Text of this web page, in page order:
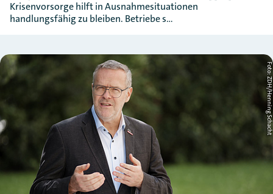
Krisenvorsorge hilft in Ausnahmesituationen
handlungsfähig zu bleiben. Betriebe s…
Foto: ZDH/Henning Schacht